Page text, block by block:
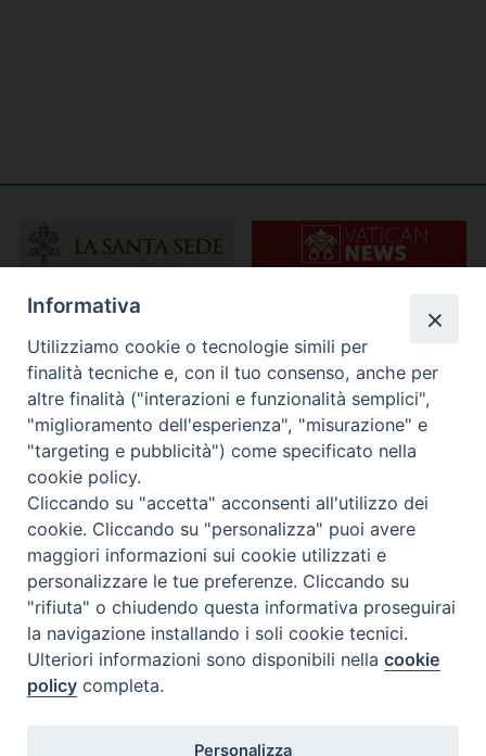
Informativa
Utilizziamo cookie o tecnologie simili per
finalità tecniche e, con il tuo consenso, anche per
altre finalità ("interazioni e funzionalità semplici",
"miglioramento dell'esperienza", "misurazione" e
"targeting e pubblicità") come specificato nella
cookie policy.
Cliccando su "accetta" acconsenti all'utilizzo dei
cookie. Cliccando su "personalizza" puoi avere
maggiori informazioni sui cookie utilizzati e
personalizzare le tue preferenze. Cliccando su
"rifiuta" o chiudendo questa informativa proseguirai
la navigazione installando i soli cookie tecnici.
Ulteriori informazioni sono disponibili nellacookie
policy completa.
Personalizza